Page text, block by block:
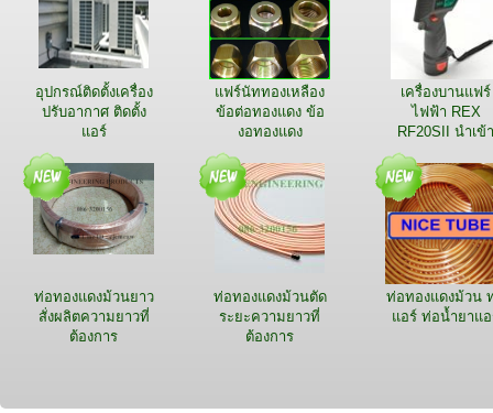
อุปกรณ์ติดตั้งเครื่อง
ปรับอากาศ ติดตั้ง
แอร์
แฟร์นัททองเหลือง
ข้อต่อทองแดง ข้อ
งอทองแดง
เครื่องบานแฟร์
ไฟฟ้า REX
RF20SII นำเข้า
ท่อทองแดงม้วนยาว
สั่งผลิตความยาวที่
ต้องการ
ท่อทองแดงม้วนตัด
ระยะความยาวที่
ต้องการ
ท่อทองแดงม้วน
แอร์ ท่อน้ำยาแ